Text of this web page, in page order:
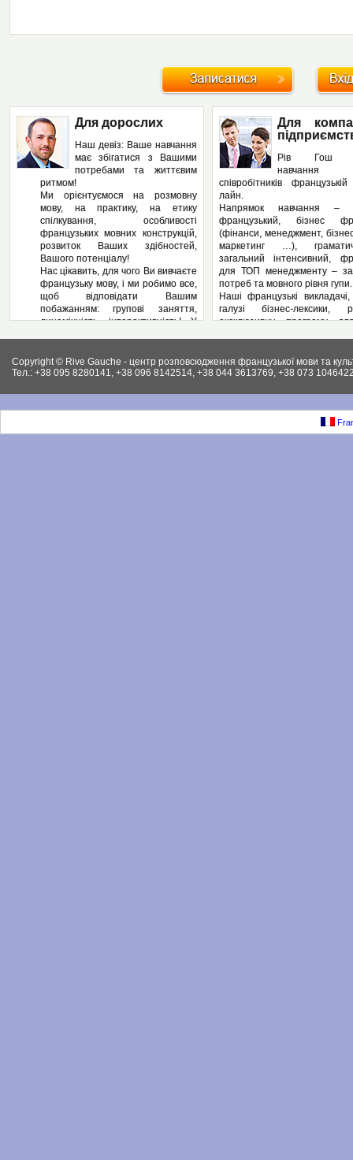
Для дорослих
Наш девіз: Ваше навчання
має збігатися з Вашими
потребами та життєвим
ритмом!
Ми орієнтуємося на розмовну
мову, на практику, на етику
спілкування, особливості
французьких мовних конструкцій,
розвиток Ваших здібностей,
Вашого потенціалу!
Нас цікавить, для чого Ви вивчаєте
французьку мову, і ми робимо все,
щоб відповідати Вашим
побажанням: групові заняття,
динамічність, інтерактивність! У
педагогічного процесу! І як
результат – вільне володіння
працюємо на результат, а не на
кількість пройдених сторінок у
Крім того, Рів Гош пропонує
Для
Рів Гош
навчання
співробітників
лайн.
Напрямок навчання –
французький, бізнес
(фінанси, менеджмент,
маркетинг …),
загальний інтенсивний,
для ТОП менеджменту –
потреб та мовного рівня гупи.
Наші французькі
галузі бізнес-лексики,
ексклюзивну програму
Вашому підприємстві:
контрактів, укладання
документації, ведення
конференцій, маркетинг,
як і елементи права
господарське та інших.).
Copyright © Rive Gauche - центр розповсюдження французької мови та
Тел.: +38 095 8280141, +38 096 8142514, +38 044 3613769, +38 073